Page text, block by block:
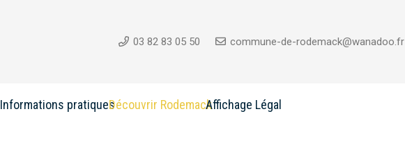
03 82 83 05 50 commune-de-rodemack@wanadoo.fr
Informations pratiquesDécouvrir RodemackAffichage Légal